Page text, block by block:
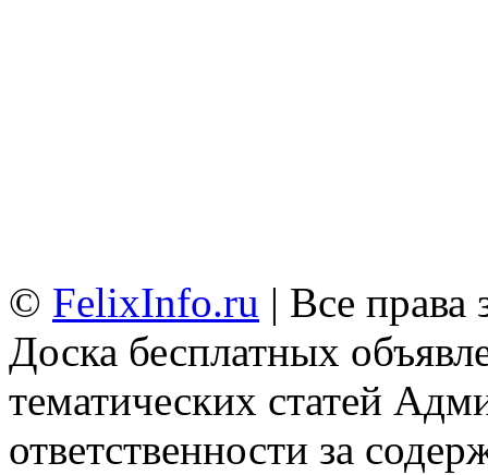
© FelixInfo.ru | Все
Доска бесплатных
тематических статей
ответственности за